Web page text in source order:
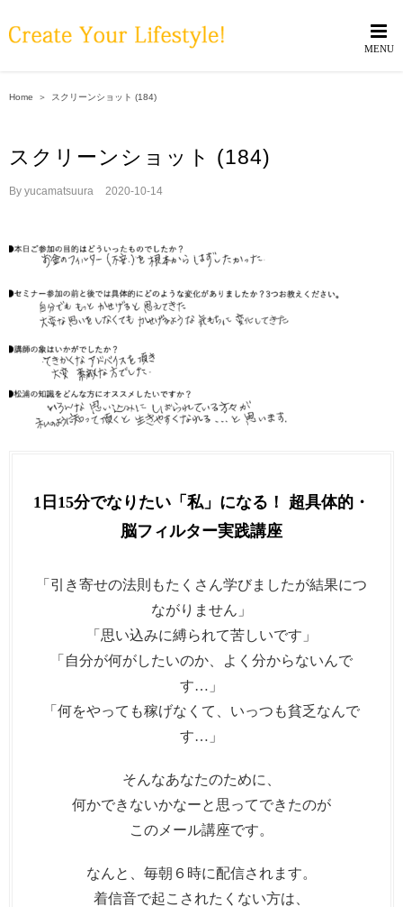
to
Home ＞ スクリーンショット (184)
スクリーンショット (184)
By yucamatsuura 2020-10-14
1日15分でなりたい「私」になる！ 超具体的・
脳フィルター実践講座
「引き寄せの法則もたくさん学びましたが結果につ
ながりません」
「思い込みに縛られて苦しいです」
「自分が何がしたいのか、よく分からないんで
す…」
「何をやっても稼げなくて、いっつも貧乏なんで
す…」
そんなあなたのために、
何かできないかなーと思ってできたのが
このメール講座です。
なんと、毎朝６時に配信されます。
着信音で起こされたくない方は、